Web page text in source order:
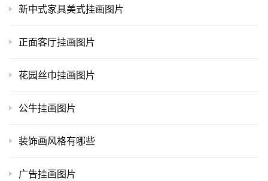
新中式家具美式挂画图片
正面客厅挂画图片
花园丝巾挂画图片
公牛挂画图片
装饰画风格有哪些
广告挂画图片